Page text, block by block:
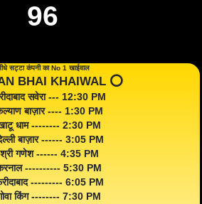
96
सट्टा कंपनी का No 1 खाईवाल
BHAI KHAIWAL ⭕️
सवेरा --- 12:30 PM
बाज़ार ---- 1:30 PM
धाम -------- 2:30 PM
बाज़ार ------ 3:05 PM
गणेश ------ 4:35 PM
---------- 5:30 PM
--------- 6:05 PM
किंग -------- 7:30 PM